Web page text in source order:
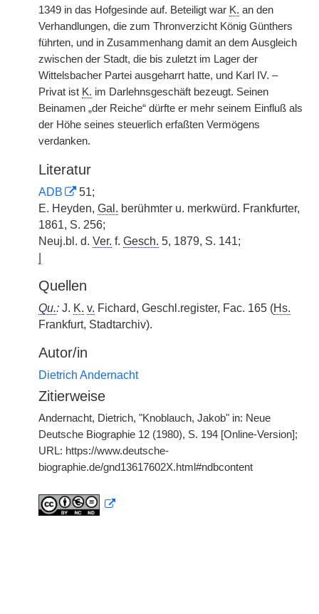
1349 in das Hofgesinde auf. Beteiligt war K. an den
Verhandlungen, die zum Thronverzicht König Günthers
führten, und in Zusammenhang damit an dem Ausgleich
zwischen der Stadt, die bis zuletzt im Lager der
Wittelsbacher Partei ausgeharrt hatte, und Karl IV. –
Privat ist K. im Darlehnsgeschäft bezeugt. Seinen
Beinamen „der Reiche“ dürfte er mehr seinem Einfluß als
der Höhe seines steuerlich erfaßten Vermögens
verdanken.
Literatur
ADB
51;
E. Heyden, Gal. berühmter u. merkwürd. Frankfurter,
1861, S. 256;
Neuj.bl. d. Ver. f. Gesch. 5, 1879, S. 141;
Quellen
Qu.: J. K. v. Fichard, Geschl.register, Fac. 165 (Hs.
Frankfurt, Stadtarchiv).
Autor/in
Dietrich Andernacht
Zitierweise
Andernacht, Dietrich, "Knoblauch, Jakob" in: Neue
Deutsche Biographie 12 (1980), S. 194 [Online-Version];
URL: https://www.deutsche-
biographie.de/gnd13617602X.html#ndbcontent